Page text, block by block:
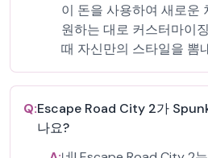
이 돈을 사용하여 새로운
원하는 대로 커스터마이
때 자신만의 스타일을 뽐
Q:Escape Road City 2가
나요?